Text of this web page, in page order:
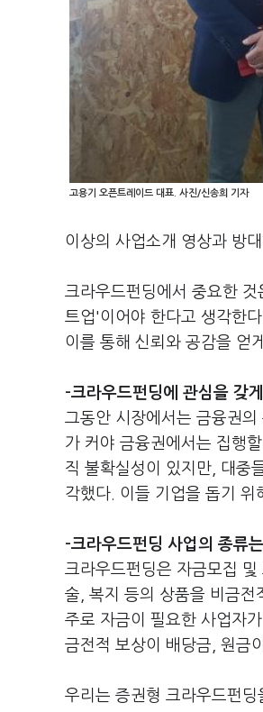
고용기 오픈트레이드 대표. 사진/신송희 기자
이상의 사업소개 영상과 방
크라우드펀딩에서 중요한
트업'이어야 한다고 생각한
이를 통해 신뢰와 공감을 얻
-크라우드펀딩에 관심을 갖
그동안 시장에서는 금융권
가 커야 금융권에서는 집행
직 불확실성이 있지만, 대중
각했다. 이들 기업을 돕기 위
-크라우드펀딩 사업의 종류
크라우드펀딩은 자금모집
술, 복지 등의 상품을 비금전
주로 자금이 필요한 사업자
금전적 보상이 배당금, 원금
우리는 증권형 크라우드펀